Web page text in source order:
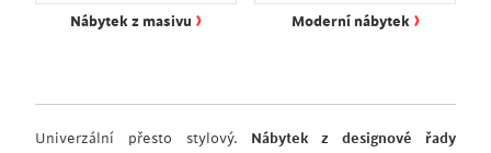
Nábytek z masivu › Moderní nábytek ›
Univerzální přesto stylový. Nábytek z designové řady